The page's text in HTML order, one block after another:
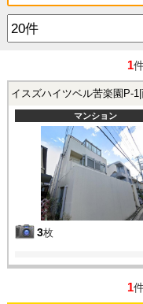
1
イスズハイツベル苦楽園P-
マンション
3枚
1